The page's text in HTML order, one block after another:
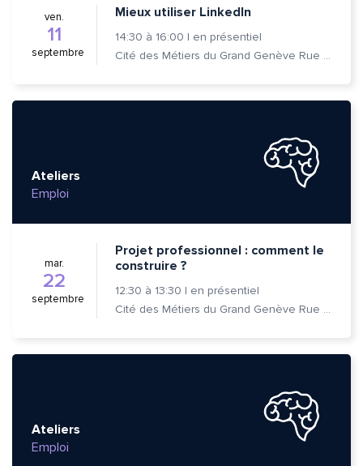
ven.
11
septembre
Mieux utiliser LinkedIn
14:30 à 16:00 | en présentiel
Cité des Métiers du Grand Genève Rue Prévost-Martin 6 1205 Genève
Ateliers
Emploi
mar.
22
septembre
Projet professionnel : comment le
construire ?
12:30 à 13:30 | en présentiel
Cité des Métiers du Grand Genève Rue Prévost-Martin 6 1205 Genève
Ateliers
Emploi
Quelle est la pertinence de cette page?